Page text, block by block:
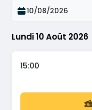
Lundi 10 Août 2026
10/08/2026
15:00